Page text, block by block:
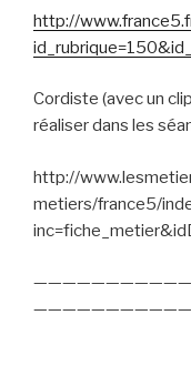
http://
Cordiste (avec un
réaliser dans les
http://
metiers/france5/